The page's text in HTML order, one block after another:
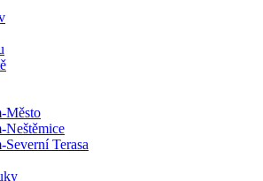
Město
Neštěmice
Terasa